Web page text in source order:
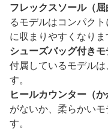
フレックスソール（屈
るモデルはコンパク
に収まりやすくなりま
シューズバッグ付き
付属しているモデル
す。
ヒールカウンター（
がないか、柔らかい
す。